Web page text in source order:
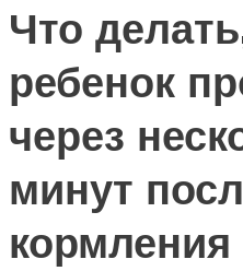
Что
ребенок
через
минут
кормления